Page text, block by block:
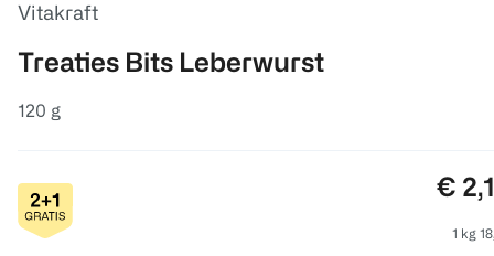
Vitakraft
Treaties Bits Leberwurst
120 g
€
1 kg